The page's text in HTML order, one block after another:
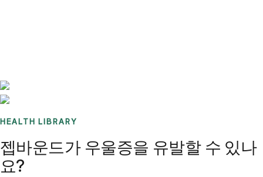
HEALTH LIBRARY
젭바운드가 우울증을 유발할 수 있나
요?